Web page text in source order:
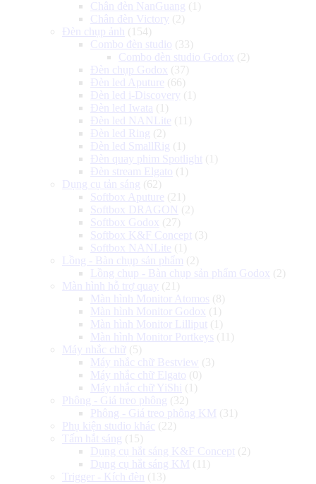
Chân đèn NanGuang (1)
Chân đèn Victory (2)
Đèn chụp ảnh
(154)
Combo đèn studio (33)
Combo đèn studio Godox (2)
Đèn chụp Godox (37)
Đèn led Aputure (66)
Đèn led i-Discovery (1)
Đèn led Iwata (1)
Đèn led NANLite (11)
Đèn led Ring (2)
Đèn led SmallRig (1)
Đèn quay phim Spotlight (1)
Đèn stream Elgato (1)
Dụng cụ tản sáng (62)
Softbox Aputure (21)
Softbox DRAGON (2)
Softbox Godox (27)
Softbox K&F Concept (3)
Softbox NANLite (1)
Lồng - Bàn chụp sản phẩm (2)
Lồng chụp - Bàn chụp sản phẩm Godox (2)
Màn hình hỗ trợ quay (21)
Màn hình Monitor Atomos (8)
Màn hình Monitor Godox (1)
Màn hình Monitor Lilliput (1)
Màn hình Monitor Portkeys (11)
Máy nhắc chữ (5)
Máy nhắc chữ Bestview (3)
Máy nhắc chữ Elgato (0)
Máy nhắc chữ YiShi
(1)
Phông - Giá treo phông (32)
Phông - Giá treo phông KM (31)
Phụ kiện studio khác (22)
Tấm hắt sáng (15)
Dụng cụ hắt sáng K&F Concept (2)
Dụng cụ hắt sáng KM (11)
Trigger - Kích đèn
(13)